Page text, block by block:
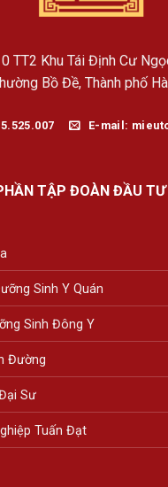
TT2 Khu Tái Định Cư
Bồ Đề, Thành phố
E-mail:
TẬP ĐOÀN ĐẦU TƯ
Sinh Y Quán
Sinh Đông Y
Đường
Sư
Tuấn Đạt